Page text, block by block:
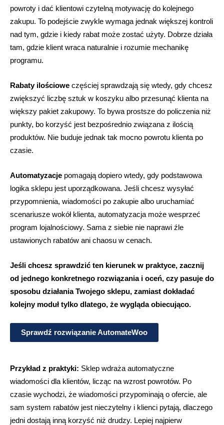
powroty i dać klientowi czytelną motywację do kolejnego
zakupu. To podejście zwykle wymaga jednak większej kontroli
nad tym, gdzie i kiedy rabat może zostać użyty. Dobrze działa
tam, gdzie klient wraca naturalnie i rozumie mechanikę
programu.
Rabaty ilościowe częściej sprawdzają się wtedy, gdy chcesz
zwiększyć liczbę sztuk w koszyku albo przesunąć klienta na
większy pakiet zakupowy. To bywa prostsze do policzenia niż
punkty, bo korzyść jest bezpośrednio związana z ilością
produktów. Nie buduje jednak tak mocno powrotu klienta po
czasie.
Automatyzacje pomagają dopiero wtedy, gdy podstawowa
logika sklepu jest uporządkowana. Jeśli chcesz wysyłać
przypomnienia, wiadomości po zakupie albo uruchamiać
scenariusze wokół klienta, automatyzacja może wesprzeć
program lojalnościowy. Sama z siebie nie naprawi źle
ustawionych rabatów ani chaosu w cenach.
Jeśli chcesz sprawdzić ten kierunek w praktyce, zacznij
od jednego konkretnego rozwiązania i oceń, czy pasuje do
sposobu działania Twojego sklepu, zamiast dokładać
kolejny moduł tylko dlatego, że wygląda obiecująco.
Sprawdź rozwiązanie AutomateWoo
Przykład z praktyki: Sklep wdraża automatyczne
wiadomości dla klientów, licząc na wzrost powrotów. Po
czasie wychodzi, że wiadomości przypominają o ofercie, ale
sam system rabatów jest nieczytelny i klienci pytają, dlaczego
jedni dostają inną korzyść niż drudzy. Lepiej najpierw